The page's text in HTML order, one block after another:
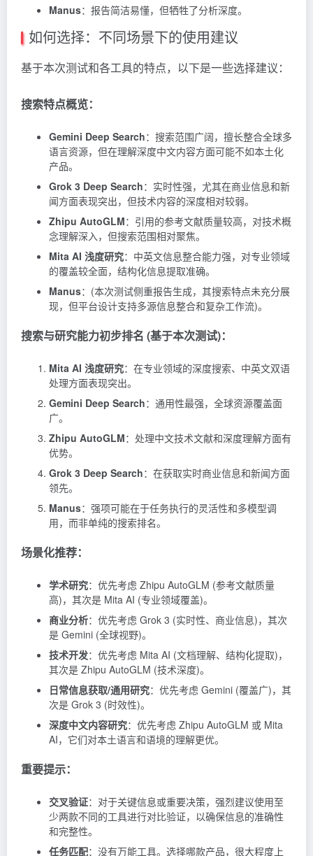
Manus：报告简洁易懂，但牺牲了分析深度。
如何选择：不同场景下的使用建议
基于本次测试和各工具的特点，以下是一些选择建议：
搜索特点概览：
Gemini Deep Search：搜索范围广阔，擅长整合全球多
语言资源，但在理解深度中文内容方面可能不如本土化
产品。
Grok 3 Deep Search：实时性强，尤其在商业信息和新
闻方面表现突出，但技术内容的深度相对较弱。
Zhipu AutoGLM：引用的参考文献质量较高，对技术概
念理解深入，但搜索范围相对聚焦。
Mita AI 浅度研究：中英文信息整合能力强，对专业领域
的覆盖较全面，结构化信息提取准确。
Manus：(本次测试侧重报告生成，其搜索特点未充分展
现，但平台设计支持多源信息整合和复杂工作流)。
搜索与研究能力初步排名 (基于本次测试)：
Mita AI 浅度研究：在专业领域的深度搜索、中英文双语
处理方面表现突出。
Gemini Deep Search：通用性最强，全球资源覆盖面
广。
Zhipu AutoGLM：处理中文技术文献和深度理解方面有
优势。
Grok 3 Deep Search：在获取实时商业信息和新闻方面
领先。
Manus：强项可能在于任务执行的灵活性和多模型调
用，而非单纯的搜索排名。
场景化推荐：
学术研究：优先考虑 Zhipu AutoGLM (参考文献质量
高)，其次是 Mita AI (专业领域覆盖)。
商业分析：优先考虑 Grok 3 (实时性、商业信息)，其次
是 Gemini (全球视野)。
技术开发：优先考虑 Mita AI (文档理解、结构化提取)，
其次是 Zhipu AutoGLM (技术深度)。
日常信息获取/通用研究：优先考虑 Gemini (覆盖广)，其
次是 Grok 3 (时效性)。
深度中文内容研究：优先考虑 Zhipu AutoGLM 或 Mita
AI，它们对本土语言和语境的理解更优。
重要提示：
交叉验证：对于关键信息或重要决策，强烈建议使用至
少两款不同的工具进行对比验证，以确保信息的准确性
和完整性。
任务匹配：没有万能工具。选择哪款产品，很大程度上